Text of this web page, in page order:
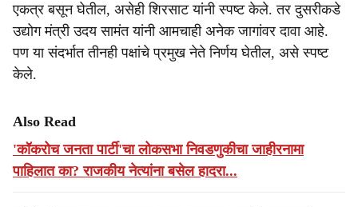
एकत्र बसून घेतील, असेही शिरसाट यांनी स्पष्ट केले. तर दुसरीकडे
उद्योग मंत्री उदय सामंत यांनी आमचाही अनेक जागांवर दावा आहे.
पण या संदर्भात तीनही पक्षांचे प्रमुख नेते निर्णय घेतील, असे स्पष्ट
केले.
Also Read
'कॉकरोच जनता पार्टी'चा लोकसभा निवडणुकीचा जाहीरनामा
पाहिलात का? राजकीय नेत्यांना बसेल हादरा...